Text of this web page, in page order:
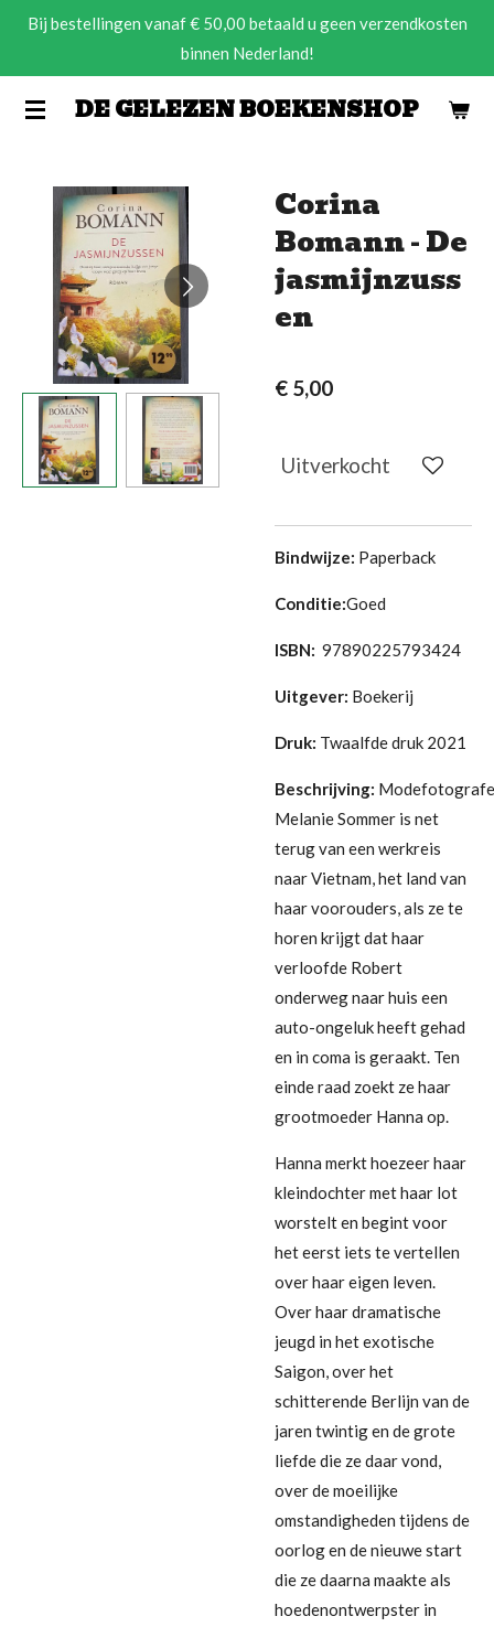
Ga
de
DE GELEZEN BOEKENSHOP
Bij bestellingen vanaf € 50,00 betaald u geen verzendkosten
binnen Nederland!
Corina
Bomann - De
jasmijnzuss
en
€ 5,00
Uitverkocht
Bindwijze: Paperback
Conditie:Goed
ISBN: 97890225793424
Uitgever: Boekerij
Druk: Twaalfde druk 2021
Beschrijving: Modefotografe
Melanie Sommer is net
terug van een werkreis
naar Vietnam, het land van
haar voorouders, als ze te
horen krijgt dat haar
verloofde Robert
onderweg naar huis een
auto-ongeluk heeft gehad
en in coma is geraakt. Ten
einde raad zoekt ze haar
grootmoeder Hanna op.
Hanna merkt hoezeer haar
kleindochter met haar lot
worstelt en begint voor
het eerst iets te vertellen
over haar eigen leven.
Over haar dramatische
jeugd in het exotische
Saigon, over het
schitterende Berlijn van de
jaren twintig en de grote
liefde die ze daar vond,
over de moeilijke
omstandigheden tijdens de
oorlog en de nieuwe start
die ze daarna maakte als
hoedenontwerpster in